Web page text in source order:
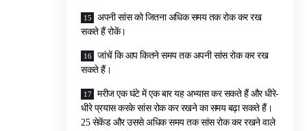
अपनी सांस को जितना अधिक समय तक रोक कर रख
सकते हैं रोकें।
जांचें कि आप कितने समय तक अपनी सांस रोक कर रख
सकते हैं।
मरीज एक घंटे में एक बार यह अभ्यास कर सकते हैं और धीरे-
धीरे प्रयास करके सांस रोक कर रखने का समय बढ़ा सकते हैं।
25 सेकेंड और उससे अधिक समय तक सांस रोक कर रखने वाले